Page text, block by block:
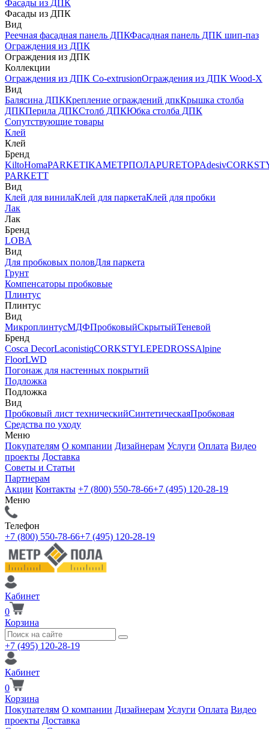
Фасады из ДПК
Фасады из ДПК
Вид
Реечная фасадная панель ДПКФасадная панель ДПК шип-паз
Ограждения из ДПК
Ограждения из ДПК
Коллекции
Ограждения из ДПК Co-extrusionОграждения из ДПК Wood-X
Вид
Балясина ДПККрепление ограждений дпкКрышка столба
ДПКПерила ДПКСтолб ДПКЮбка столба ДПК
Сопутствующие товары
Клей
Клей
Бренд
KiltoHomaPARKETIKAМЕТРПОЛАPURETOPAdesiv
PARKETT
Вид
Клей для винилаКлей для паркетаКлей для пробки
Лак
Лак
Бренд
LOBA
Вид
Для пробковых половДля паркета
Грунт
Компенсаторы пробковые
Плинтус
Плинтус
Вид
МикроплинтусМДФПробковыйСкрытыйТеневой
Бренд
Cosca DecorLaconistiqCORKSTYLEPEDROSSAlpine
FloorLWD
Погонаж для настенных покрытий
Подложка
Подложка
Вид
Пробковый лист техническийСинтетическаяПробковая
Средства по уходу
Меню
Покупателям О компании Дизайнерам Услуги Оплата Видео
проекты Доставка
Советы и Статьи
Партнерам
Акции Контакты +7 (800) 550-78-66+7 (495) 120-28-19
Меню
Телефон
+7 (800) 550-78-66+7 (495) 120-28-19
Кабинет
0
Корзина
+7 (495) 120-28-19
Кабинет
0
Корзина
Покупателям О компании Дизайнерам Услуги Оплата Видео
проекты Доставка